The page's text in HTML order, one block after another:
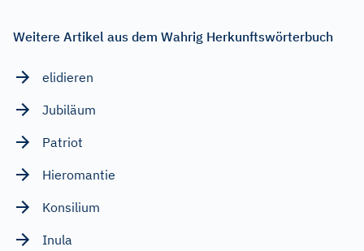
Weitere Artikel aus dem Wahrig Herkunftswörterbuch
elidieren
Jubiläum
Patriot
Hieromantie
Konsilium
Inula